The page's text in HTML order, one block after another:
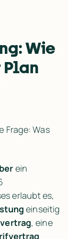
Wie
Frage: Was
ein
erlaubt es,
einseitig
, eine